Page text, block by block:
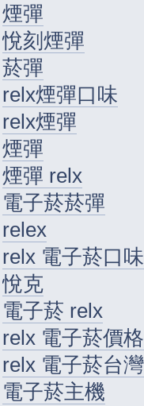
煙彈
悅刻煙彈
菸彈
relx煙彈口味
relx煙彈
煙彈
煙彈 relx
電子菸菸彈
relex
relx 電子菸口味
悅克
電子菸 relx
relx 電子菸價格
relx 電子菸台灣
電子菸主機